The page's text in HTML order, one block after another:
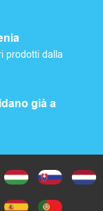
prodotti dalla
già a